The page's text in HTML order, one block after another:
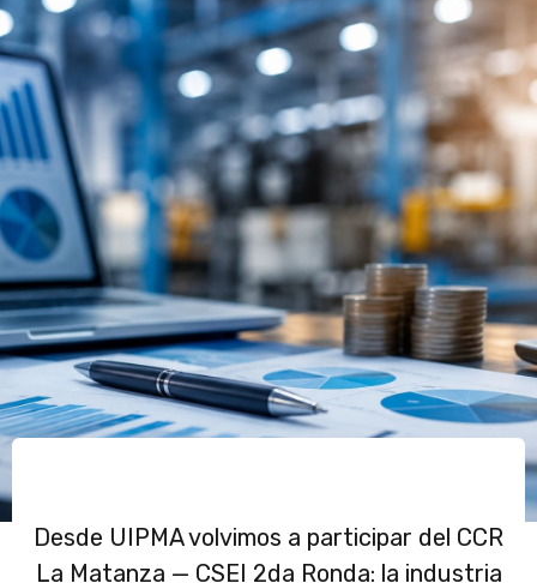
Desde UIPMA volvimos a participar del CCR
La Matanza — CSEI 2da Ronda: la industria